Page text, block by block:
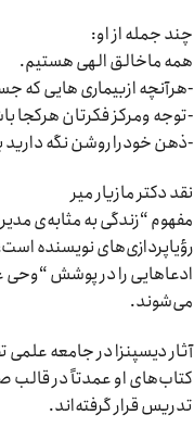
چند جمله از او:
همه ماخالق الهی هستیم.
-هرآنچه ازبیماری هایی که
-توجه ومرکز فکرتان هرکجا
-ذهن خودرا روشن نگه
نقد دکتر مازیار میر
مفهوم “زندگی به مثابه‌ی
رؤیاپردازی‌های نویسنده
ادعاهایی را در پوشش “وحی
می‌شوند.
آثار دیسپنزا در جامعه
کتاب‌های او عمدتاً در
تدریس قرار گرفته‌اند.